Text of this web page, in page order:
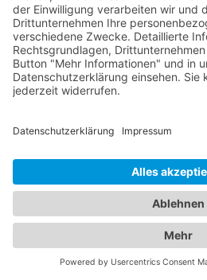
Jetzt
Das ist nah!
Kontakt & Hilfe
Für Unternehmen